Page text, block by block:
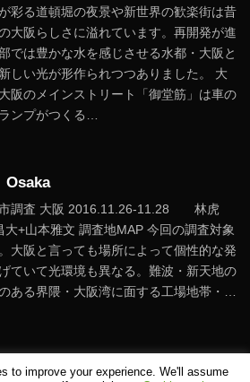
彩る道頓堀の夜景や新世界の歓楽街は昔
大阪らしさに溢れています。再開発が進
では豊かな水を感じさせる水都・大阪と
しい光が形作られつつありました。 大
阪のメインストリート「御堂筋」は車の
ンプがつくる…
市調査 大阪 2016.11.26-11.28 林虎
大+山本雅文 調査地MAP 今回の調査対象
大阪と言っても場所によって個性的な発
ていて光環境も異なる。難波・新天地の
ある界隈・大阪湾に面する工場地帯・…
to improve your experience. We'll assume